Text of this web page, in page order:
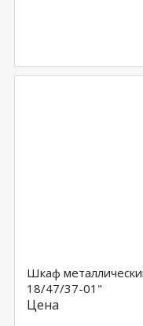
Шкаф
18/47/37-01"
Цена